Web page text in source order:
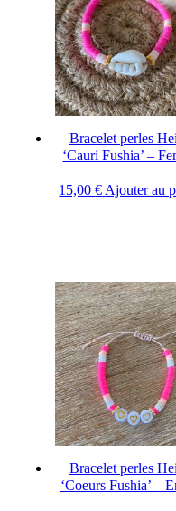
Bracelet perles
‘Cauri Fushia’ –
15,00€ Ajouter au
Bracelet perles
‘Coeurs Fushia’ –